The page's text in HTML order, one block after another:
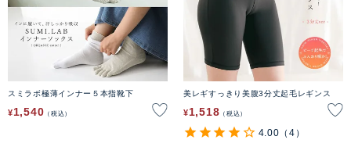
スミラボ極薄インナー５本指靴下
¥1,540 税込
美レギすっきり美腹3分丈起毛レギンス
¥1,518 税込
4.00 （4）